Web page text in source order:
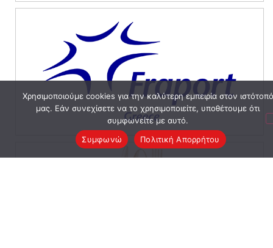
Χρησιμοποιούμε cookies για την καλύτερη εμπειρία στον ιστότοπό
μας. Εάν συνεχίσετε να το χρησιμοποιείτε, υποθέτουμε ότι
συμφωνείτε με αυτό.
Συμφωνώ
Πολιτική Απορρήτου